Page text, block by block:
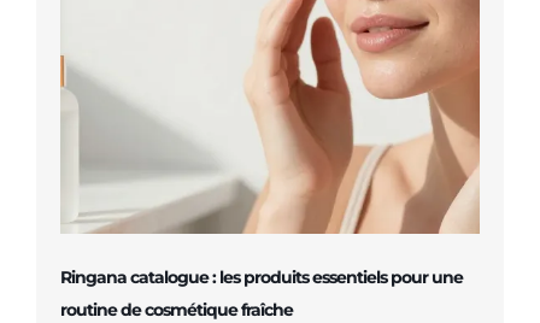
Ringana catalogue : les produits essentiels pour une
routine de cosmétique fraîche